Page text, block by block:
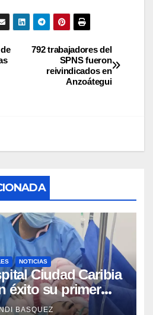
792 trabajadores del
SPNS fueron
reivindicados en
Anzoátegui
NOTICIAS
Ciudad Caribia
éxito su primer
BASQUEZ